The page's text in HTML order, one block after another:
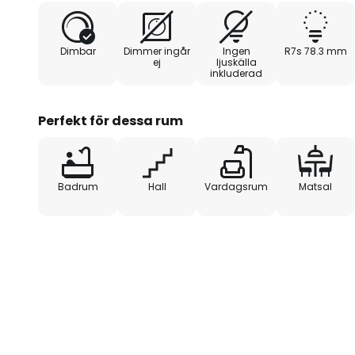
Dimbar
Dimmer ingår
ej
Ingen
ljuskälla
inkluderad
R7s 78.3 mm
Perfekt för dessa rum
Badrum Hall Vardagsrum Matsal